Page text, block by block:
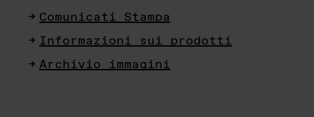
Comunicati Stampa
Informazioni sui prodotti
Archivio immagini